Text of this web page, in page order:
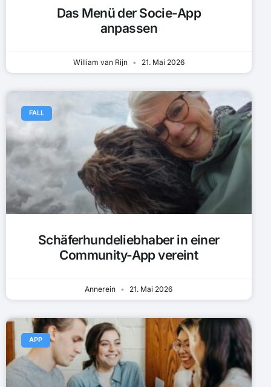
Das Menü der Socie-App
anpassen
William van Rijn 21. Mai 2026
FALL
Schäferhundeliebhaber in einer
Community-App vereint
Annerein 21. Mai 2026
APP